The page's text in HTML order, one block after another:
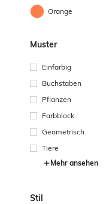
Orange
Muster
Einfarbig
Buchstaben
Pflanzen
Farbblock
Geometrisch
Tiere
Mehr ansehen
Stil